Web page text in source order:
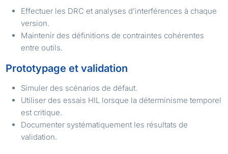
Effectuer les DRC et analyses d’interférences à chaque
version.
Maintenir des définitions de contraintes cohérentes
entre outils.
Prototypage et validation
Simuler des scénarios de défaut.
Utiliser des essais HIL lorsque la déterminisme temporel
est critique.
Documenter systématiquement les résultats de
validation.